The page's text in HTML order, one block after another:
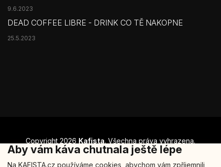
Aby vám káva chutnala ještě lépe
Na KAFISTA.cz používáme cookies, abychom vám zpříjemnili
9.6.2023
DEAD COFFEE LIBRE - DRINK CO TĚ NAKOPNE
25.5.2023
Copyright 2026 Kafista. Všechna práva vyhrazena.
Šablonu nakódovalREJ Media